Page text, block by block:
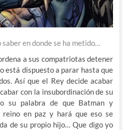
en donde se ha metido…
a sus compatriotas detener
está dispuesto a parar hasta que
Así que el Rey decide acabar
con la insubordinación de su
su palabra de que Batman y
reino en paz y hará que eso se
de su propio hijo… Que digo yo